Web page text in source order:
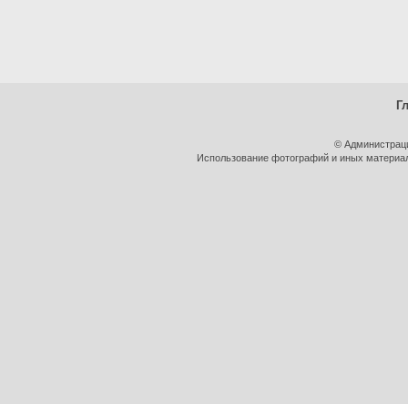
©
Использование фотографий и иных